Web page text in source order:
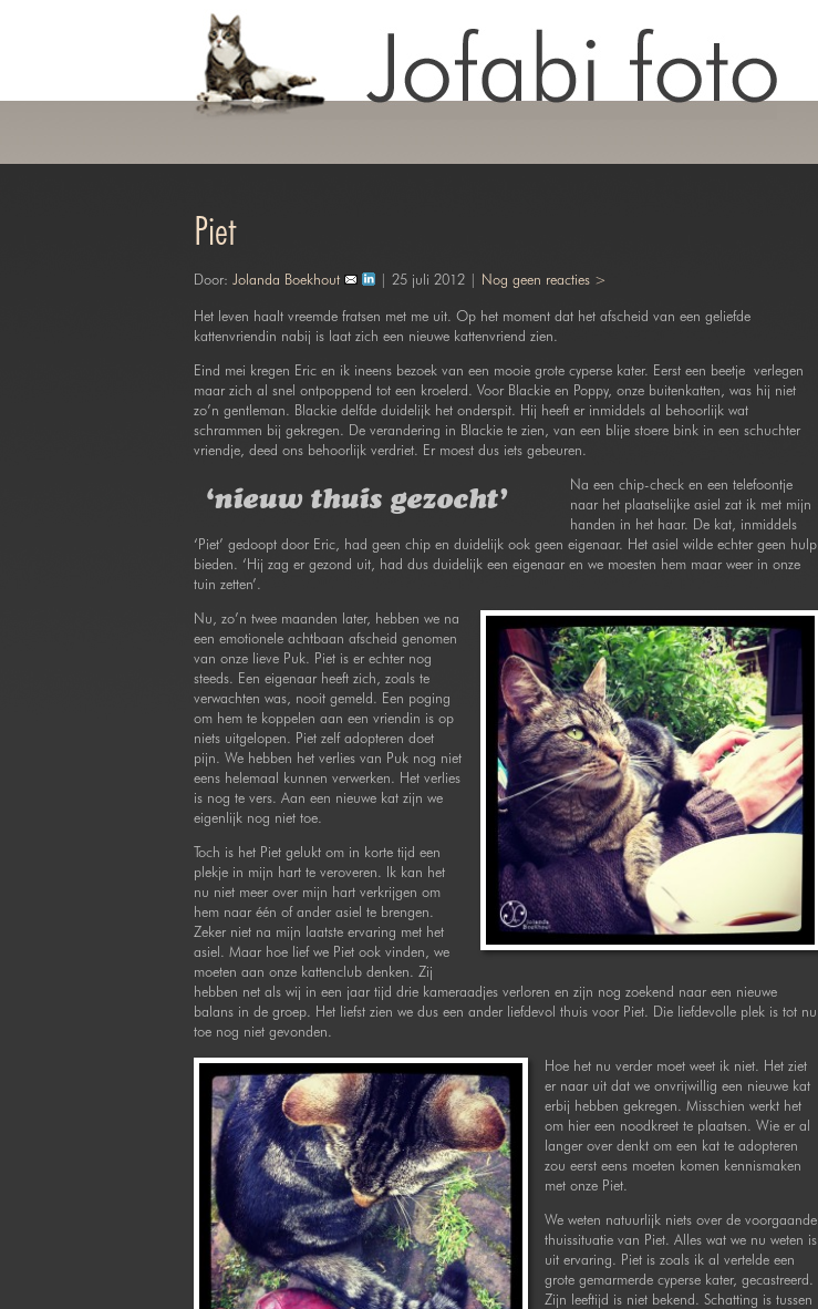
Piet
Door: Jolanda Boekhout | 25 juli 2012 | Nog geen reacties >
Het leven haalt vreemde fratsen met me uit. Op het moment dat het afscheid van een geliefde
kattenvriendin nabij is laat zich een nieuwe kattenvriend zien.
Eind mei kregen Eric en ik ineens bezoek van een mooie grote cyperse kater. Eerst een beetje verlegen
maar zich al snel ontpoppend tot een kroelerd. Voor Blackie en Poppy, onze buitenkatten, was hij niet
zo’n gentleman. Blackie delfde duidelijk het onderspit. Hij heeft er inmiddels al behoorlijk wat
schrammen bij gekregen. De verandering in Blackie te zien, van een blije stoere bink in een schuchter
vriendje, deed ons behoorlijk verdriet. Er moest dus iets gebeuren.
‘nieuw thuis gezocht’
Na een chip-check en een telefoontje
naar het plaatselijke asiel zat ik met mijn
handen in het haar. De kat, inmiddels
‘Piet’ gedoopt door Eric, had geen chip en duidelijk ook geen eigenaar. Het asiel wilde echter geen hulp
bieden. ‘Hij zag er gezond uit, had dus duidelijk een eigenaar en we moesten hem maar weer in onze
tuin zetten’.
Nu, zo’n twee maanden later, hebben we na
een emotionele achtbaan afscheid genomen
van onze lieve Puk. Piet is er echter nog
steeds. Een eigenaar heeft zich, zoals te
verwachten was, nooit gemeld. Een poging
om hem te koppelen aan een vriendin is op
niets uitgelopen. Piet zelf adopteren doet
pijn. We hebben het verlies van Puk nog niet
eens helemaal kunnen verwerken. Het verlies
is nog te vers. Aan een nieuwe kat zijn we
eigenlijk nog niet toe.
Toch is het Piet gelukt om in korte tijd een
plekje in mijn hart te veroveren. Ik kan het
nu niet meer over mijn hart verkrijgen om
hem naar één of ander asiel te brengen.
Zeker niet na mijn laatste ervaring met het
asiel. Maar hoe lief we Piet ook vinden, we
moeten aan onze kattenclub denken. Zij
hebben net als wij in een jaar tijd drie kameraadjes verloren en zijn nog zoekend naar een nieuwe
balans in de groep. Het liefst zien we dus een ander liefdevol thuis voor Piet. Die liefdevolle plek is tot nu
toe nog niet gevonden.
Hoe het nu verder moet weet ik niet. Het ziet
er naar uit dat we onvrijwillig een nieuwe kat
erbij hebben gekregen. Misschien werkt het
om hier een noodkreet te plaatsen. Wie er al
langer over denkt om een kat te adopteren
zou eerst eens moeten komen kennismaken
met onze Piet.
We weten natuurlijk niets over de voorgaande
thuissituatie van Piet. Alles wat we nu weten is
uit ervaring. Piet is zoals ik al vertelde een
grote gemarmerde cyperse kater, gecastreerd.
Zijn leeftijd is niet bekend. Schatting is tussen